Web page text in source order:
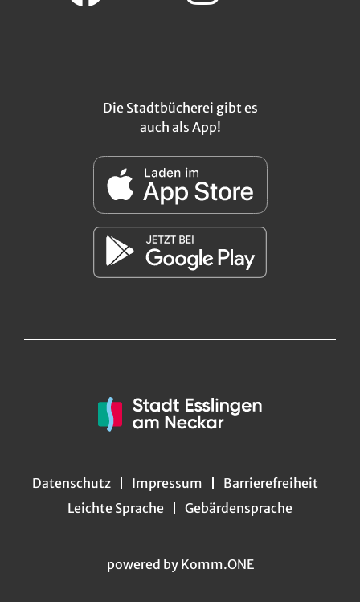
Die Stadtbücherei gibt es
auch als App!
Datenschutz Impressum
Barrierefreiheit
Leichte Sprache
Gebärdensprache
powered by Komm.ONE